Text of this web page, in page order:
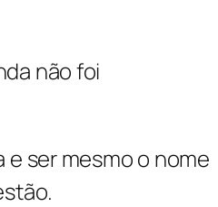
não foi
e ser mesmo o nome